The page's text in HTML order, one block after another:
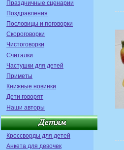
Праздничные сценарии
Поздравления
Пословицы и поговорки
Скороговорки
Чистоговорки
Считалки
Частушки для детей
Приметы
Книжные новинки
Дети говорят
Наши авторы
Кроссворды для детей
Анкета для девочек